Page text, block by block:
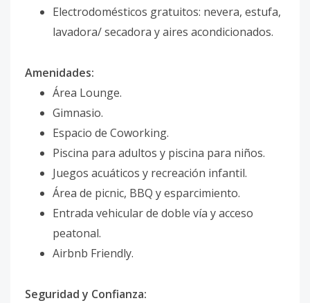
Electrodomésticos gratuitos: nevera, estufa,
lavadora/ secadora y aires acondicionados.
Amenidades:
Área Lounge.
Gimnasio.
Espacio de Coworking.
Piscina para adultos y piscina para niños.
Juegos acuáticos y recreación infantil.
Área de picnic, BBQ y esparcimiento.
Entrada vehicular de doble vía y acceso
peatonal.
Airbnb Friendly.
Seguridad y Confianza: